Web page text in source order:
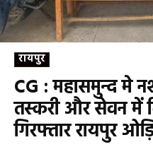
रायपुर
CG : महासमुन्द मे
तस्करी और सेवन में
गिरफ्तार रायपुर